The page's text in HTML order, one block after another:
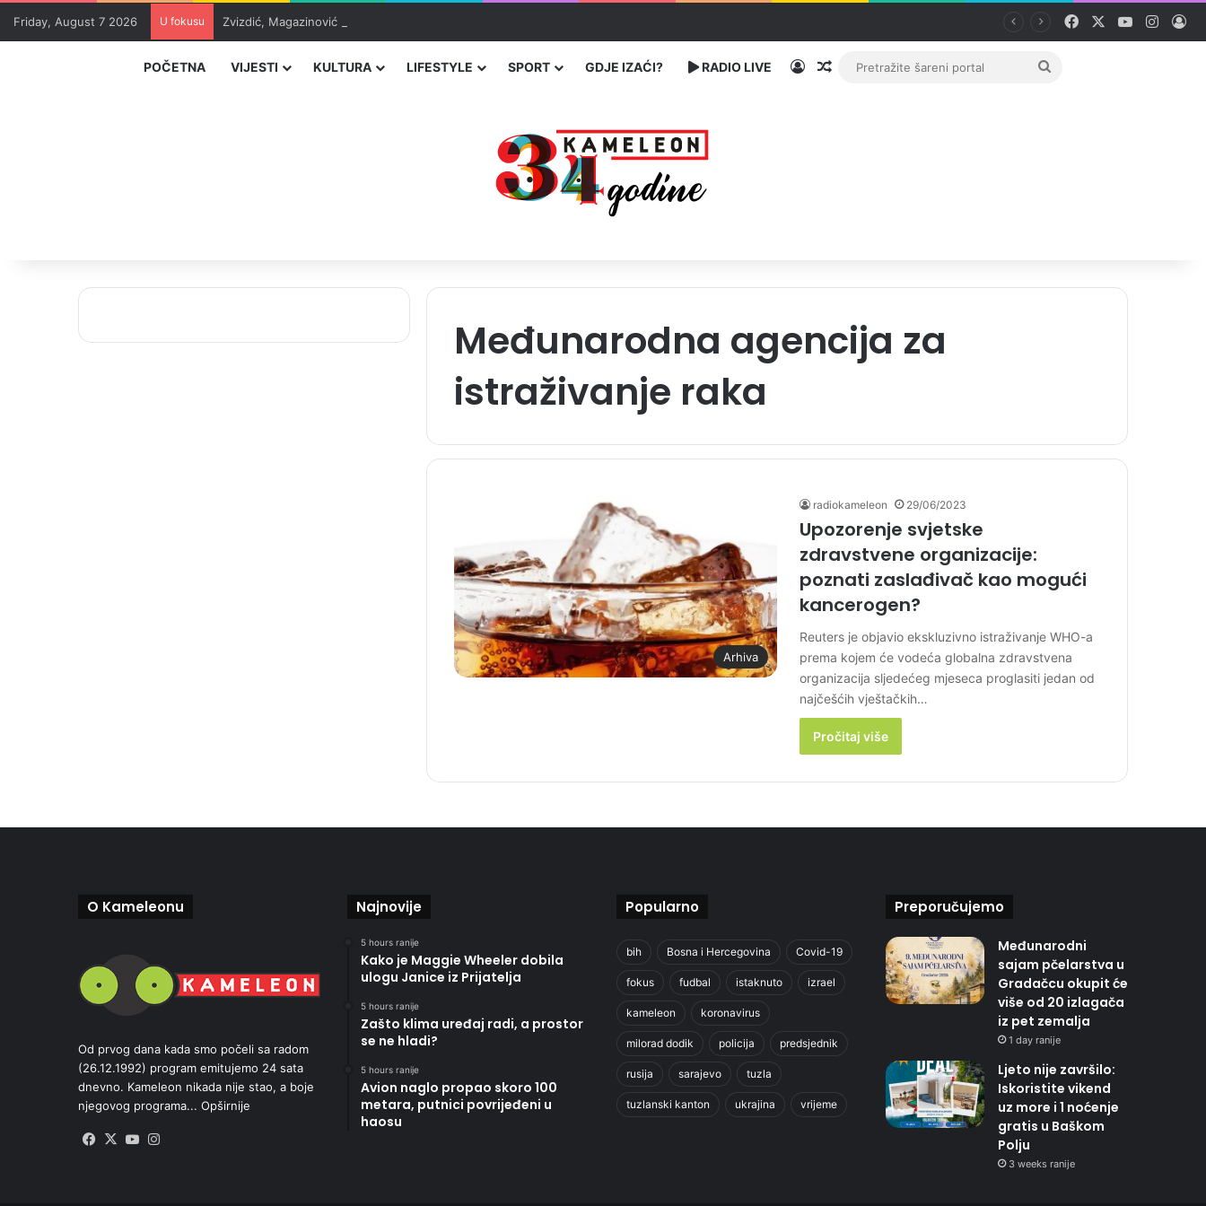
Friday, August 7 2026 U fokusu Zvizdić, Magazinović i Kojović traže poseban status za Memorijalni centar Srebrenica Facebook YouTube
POČETNA VIJESTI KULTURA LIFESTYLE SPORT GDJE IZAĆI? RADIO LIVE PrijavaRandom članak
Pretražite
Međunarodna agencija za
istraživanje raka
Arhiva
radiokameleon 29/06/2023
Upozorenje svjetske
zdravstvene organizacije:
poznati zaslađivač kao mogući
kancerogen?
Reuters je objavio ekskluzivno istraživanje WHO-a
prema kojem će vodeća globalna zdravstvena
organizacija sljedećeg mjeseca proglasiti jedan od
najčešćih vještačkih…
Pročitaj više
O Kameleonu
Od prvog dana kada smo počeli sa radom
(26.12.1992) program emitujemo 24 sata
dnevno. Kameleon nikada nije stao, a boje
njegovog programa... Opširnije
Facebook
X YouTube
Najnovije
5 hours ranije
Kako je Maggie Wheeler dobila
ulogu Janice iz Prijatelja
5 hours ranije
Zašto klima uređaj radi, a prostor
se ne hladi?
5 hours ranije
Avion naglo propao skoro 100
metara, putnici povrijeđeni u
haosu
Popularno
bih Bosna i Hercegovina Covid-19
fokus fudbal istaknuto izrael
kameleon koronavirus
milorad dodik policija predsjednik
rusija sarajevo tuzla
tuzlanski kanton ukrajina vrijeme
Preporučujemo
Međunarodni
sajam pčelarstva u
Gradačcu okupit će
više od 20 izlagača
iz pet zemalja
1 day ranije
Ljeto nije završilo:
Iskoristite vikend
uz more i 1 noćenje
gratis u Baškom
Polju
3 weeks ranije